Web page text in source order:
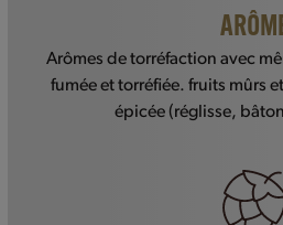
Arômes de torréfaction avec
fumée et torréfiée. fruits mûrs
épicée (réglisse,